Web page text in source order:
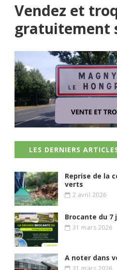
Vendez et
gratuitement
LES DERNIERS
Reprise de la
verts
2 avril 2026
Brocante du 7
31 mars 2026
A noter dans
31 mars 2026